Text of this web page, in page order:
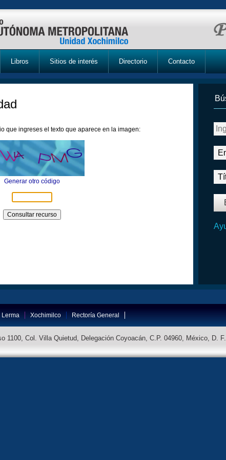
Libros Sitios de interés Directorio Contacto
que ingreses el texto que aparece en la imagen:
Generar otro código
Lerma Xochimilco Rectoría General
1100, Col. Villa Quietud, Delegación Coyoacán, C.P. 04960, México, D.